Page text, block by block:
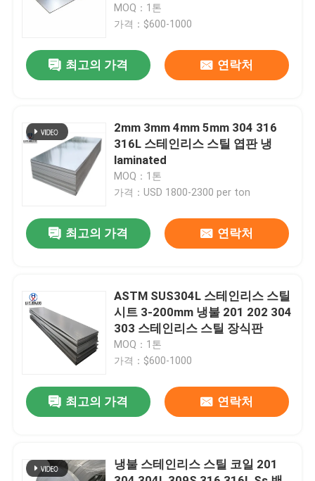
집
우리에 대하여
품질 관리
연락주세요
인용문을 요구하세요
탄소강 코일
스테인리스강 코일
구용 스테인리스 강판
MOQ：1톤
가격：$600-1000
최고의 가격 연락처
2mm 3mm 4mm 5mm 304 316
316L 스테인리스 스틸 엽판 냉
laminated
MOQ：1톤
가격：USD 1800-2300 per ton
최고의 가격 연락처
ASTM SUS304L 스테인리스 스틸
시트 3-200mm 냉불 201 202 304
303 스테인리스 스틸 장식판
MOQ：1톤
가격：$600-1000
최고의 가격 연락처
냉불 스테인리스 스틸 코일 201